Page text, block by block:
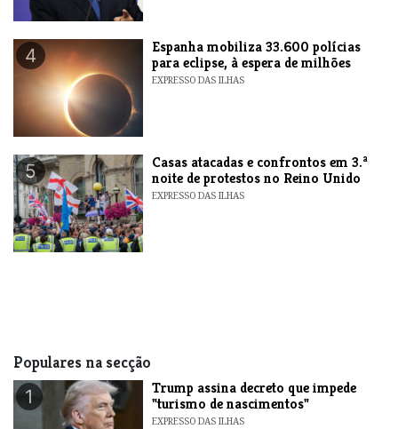
4
Espanha mobiliza 33.600 polícias
para eclipse, à espera de milhões
EXPRESSO DAS ILHAS
5
Casas atacadas e confrontos em 3.ª
noite de protestos no Reino Unido
EXPRESSO DAS ILHAS
Populares na secção
1
Trump assina decreto que impede
"turismo de nascimentos"
EXPRESSO DAS ILHAS